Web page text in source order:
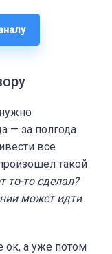
— за полгода.
все
такой
то-то сделал?
может идти
ок, а уже потом